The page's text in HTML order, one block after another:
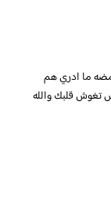
ما ادري هم
قلبك والله